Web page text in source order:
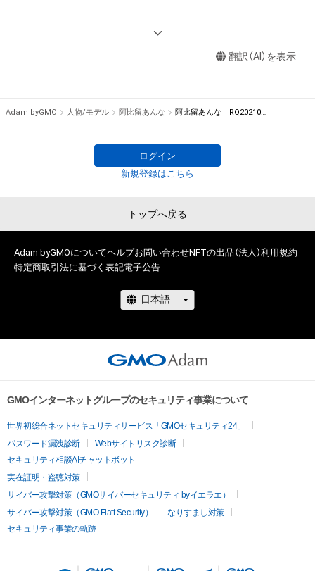
翻訳（AI）を表示
Adam byGMO 人物/モデル 阿比留あんな 阿比留あんな RQ202109−01
ログイン
新規登録はこちら
トップへ戻る
Adam byGMOについてヘルプお問い合わせNFTの出品（法人）利用規約
特定商取引法に基づく表記電子公告
GMOインターネットグループのセキュリティ事業について
世界初総合ネットセキュリティサービス「GMOセキュリティ24」
パスワード漏洩診断
Webサイトリスク診断
セキュリティ相談AIチャットボット
実在証明・盗聴対策
サイバー攻撃対策（GMOサイバーセキュリティ byイエラエ）
サイバー攻撃対策（GMO Flatt Security）
なりすまし対策
セキュリティ事業の軌跡